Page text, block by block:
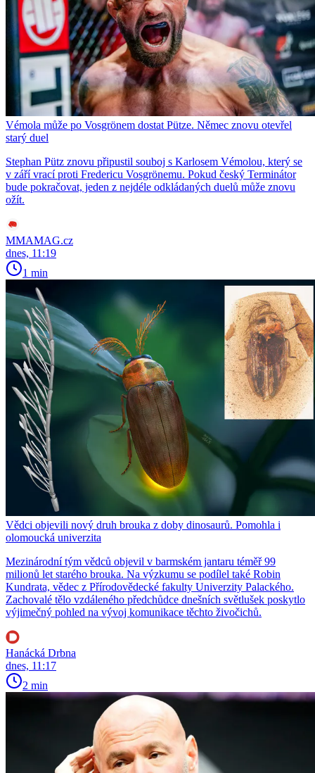
Vémola může po Vosgrönem dostat Pütze. Němec znovu otevřel
starý duel
Stephan Pütz znovu připustil souboj s Karlosem Vémolou, který se
v září vrací proti Fredericu Vosgrönemu. Pokud český Terminátor
bude pokračovat, jeden z nejdéle odkládaných duelů může znovu
ožít.
MMAMAG.cz
dnes, 11:19
1 min
Vědci objevili nový druh brouka z doby dinosaurů. Pomohla i
olomoucká univerzita
Mezinárodní tým vědců objevil v barmském jantaru téměř 99
milionů let starého brouka. Na výzkumu se podílel také Robin
Kundrata, vědec z Přírodovědecké fakulty Univerzity Palackého.
Zachovalé tělo vzdáleného předchůdce dnešních světlušek poskytlo
výjimečný pohled na vývoj komunikace těchto živočichů.
Hanácká Drbna
dnes, 11:17
2 min